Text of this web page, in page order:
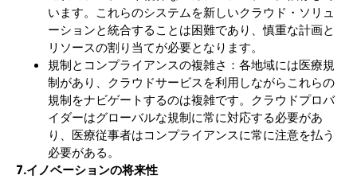
います。これらのシステムを新しいクラウド・ソリュ
ーションと統合することは困難であり、慎重な計画と
リソースの割り当てが必要となります。
規制とコンプライアンスの複雑さ：各地域には医療規
制があり、クラウドサービスを利用しながらこれらの
規制をナビゲートするのは複雑です。クラウドプロバ
イダーはグローバルな規制に常に対応する必要があ
り、医療従事者はコンプライアンスに常に注意を払う
必要がある。
7.イノベーションの将来性